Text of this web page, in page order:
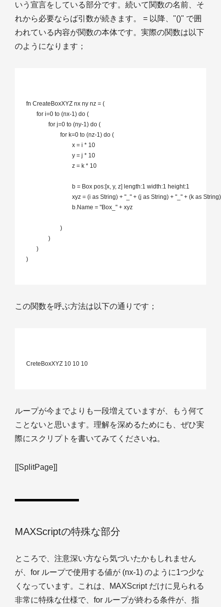
いう宣言をしている部分です。続いて関数の名前、そ
れから必要ならば引数が続きます。 = 以降、"()" で囲
われている内容が関数の本体です。実際の関数は以下
のようになります；
fn CreateBoxXYZ nx ny nz = (
)
この関数を呼ぶ方法は以下の通りです；
CreteBoxXYZ 10 10 10
ループが今までよりも一段増えていますが、もう何て
ことないと思います。理解を深めるためにも、ぜひ実
際にスクリプトを書いてみてくださいね。
[[SplitPage]]
MAXScriptの特殊な部分
ところで、注意深い方なら気づいたかもしれません
が、for ループで使用する値が (nx-1) のように1つ少な
くなっています。これは、MAXScript だけに見られる
非常に特殊な仕様で、for ループが終わる条件が、指